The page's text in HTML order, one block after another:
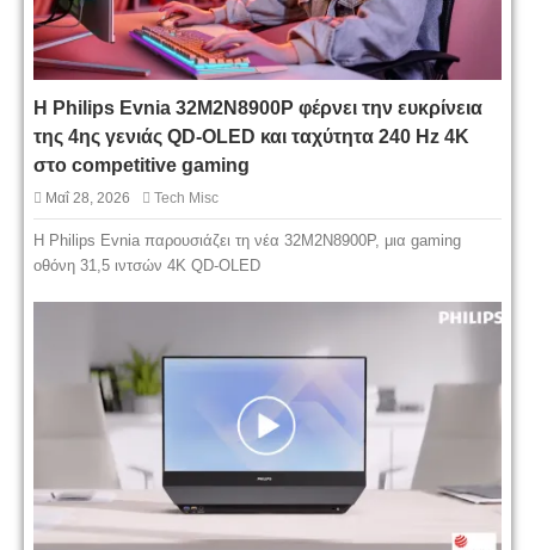
Η Philips Evnia 32M2N8900P φέρνει την ευκρίνεια
της 4ης γενιάς QD-OLED και ταχύτητα 240 Hz 4K
στο competitive gaming
Μαΐ 28, 2026 Tech Misc
Η Philips Evnia παρουσιάζει τη νέα 32M2N8900P, μια gaming
οθόνη 31,5 ιντσών 4K QD-OLED